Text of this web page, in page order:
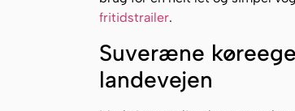
fritidstrailer.
Suveræne
landevejen